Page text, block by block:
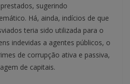
sugerindo
Há, ainda, indícios de que
teria sido utilizada para o
indevidas a agentes públicos, o
de corrupção ativa e passiva,
de capitais.